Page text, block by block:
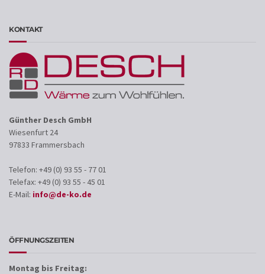
KONTAKT
Günther Desch GmbH
Wiesenfurt 24
97833 Frammersbach
Telefon: +49 (0) 93 55 - 77 01
Telefax: +49 (0) 93 55 - 45 01
E-Mail: info@de-ko.de
ÖFFNUNGSZEITEN
Montag bis Freitag: